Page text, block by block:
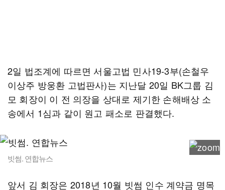
2일 법조계에 따르면 서울고법 민사19-3부(손철우
이상주 방웅환 고법판사)는 지난달 20일 BK그룹 김
모 회장이 이 전 의장을 상대로 제기한 손해배상 소
송에서 1심과 같이 원고 패소로 판결했다.
빗썸. 연합뉴스
앞서 김 회장은 2018년 10월 빗썸 인수 계약금 명목